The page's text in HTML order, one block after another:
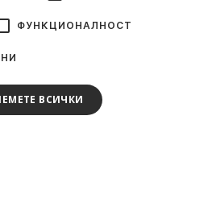
ФУНКЦИОНАЛНОСТ
ВСИЧКИ